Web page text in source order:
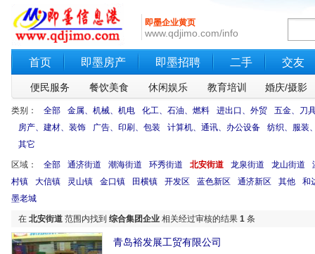
即墨企业黄页
www.qdjimo.com/info
首页 即墨房产 即墨招聘 二手 交友
便民服务 餐饮美食 休闲娱乐 教育培训 婚庆/摄影
类别： 全部 金属、机械、机电 化工、石油、燃料 进出口、外贸
五金、刀
房产、建材、装饰
广告、印刷、包装 计算机、通讯、办公设备
纺织、服装
其它
区域： 全部 通济街道 潮海街道 环秀街道 北安街道 龙泉街道 龙山街道
村镇
大信镇 灵山镇 金口镇 田横镇 开发区 蓝色新区 通济新区 其他
和
墨老城
在 北安街道 范围内找到 综合集团企业 相关经过审核的结果 1 条
青岛裕发展工贸有限公司